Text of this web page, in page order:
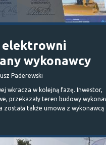
elektrowni
wykonawcy
Paderewski
wkracza w kolejną fazę. Inwestor,
przekazały teren budowy
została także umowa z wykonawcą